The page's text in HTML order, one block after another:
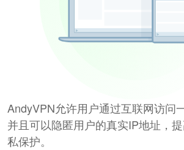
AndyVPN允许用户通过互联网访问
并且可以隐匿用户的真实IP地址，
私保护。